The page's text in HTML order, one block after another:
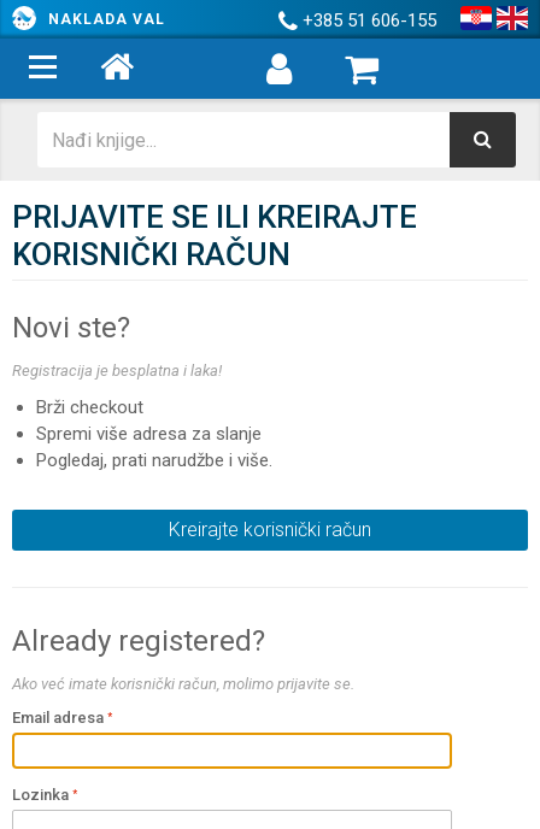
NAKLADA VAL +385 51 606-155
PRIJAVITE SE ILI KREIRAJTE
KORISNIČKI RAČUN
Novi ste?
Registracija je besplatna i laka!
Brži checkout
Spremi više adresa za slanje
Pogledaj, prati narudžbe i više.
Kreirajte korisnički račun
Already registered?
Ako već imate korisnički račun, molimo prijavite se.
Email adresa
Lozinka